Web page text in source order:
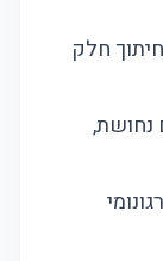
חלק
נחושת,